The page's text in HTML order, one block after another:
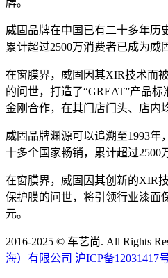
威固品牌在中国已有二十多年历
累计超过2500万消费者已成为威
在窗膜界，威固因其XIR技术而
的问世，打造了“GREAT”产品
金刚合作，在其门店门头、店内
威固品牌渊源可以追溯至1993年
十多个国家畅销，累计超过2500
在窗膜界，威固因其创新的XIR
保护膜的问世，将引领行业漆面
元。
2016-2025 © 车艺尚. All Rights
海）有限公司 沪ICP备12031417